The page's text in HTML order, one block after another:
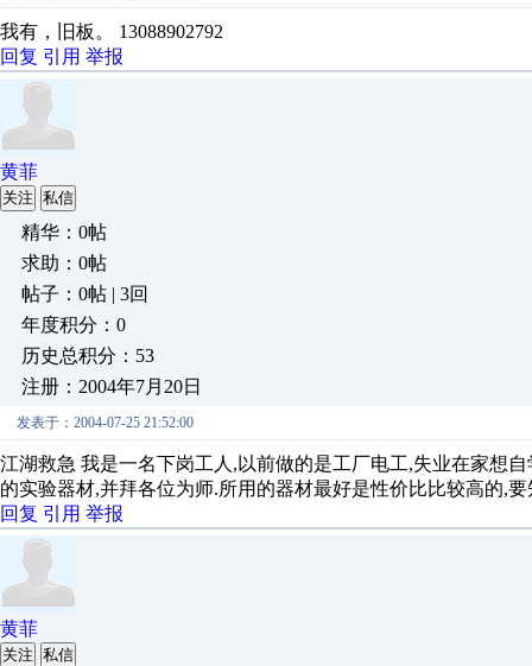
我有，旧板。 13088902792
回复 引用 举报
黄菲
关注 私信
精华：0帖
求助：0帖
帖子：0帖 | 3回
年度积分：0
历史总积分：53
注册：2004年7月20日
发表于：2004-07-25 21:52:00
江湖救急 我是一名下岗工人,以前做的是工厂电工,失业在家想
的实验器材,并拜各位为师.所用的器材最好是性价比比较高的,
回复 引用 举报
黄菲
关注 私信